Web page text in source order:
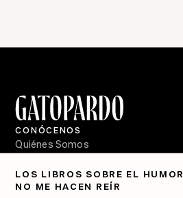
LOS LIBROS SOBRE EL HUMOR
NO ME HACEN REÍR
CONÓCENOS
Quiénes Somos
PÓDCASTS